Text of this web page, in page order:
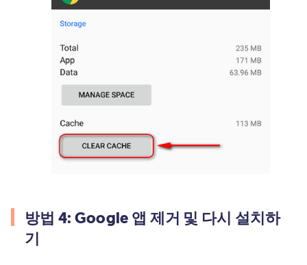
방법 4: Google 앱 제거 및 다시 설치하
기